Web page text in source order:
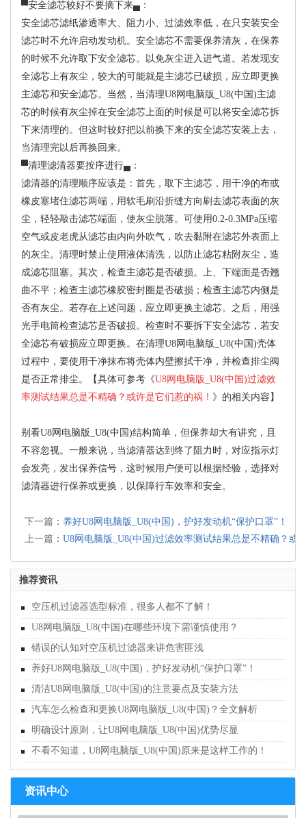
▀安全滤芯较好不要摘下来▄：
安全滤芯滤纸渗透率大、阻力小、过滤效率低，在只安装安全
滤芯时不允许启动发动机。安全滤芯不需要保养清灰，在保养
的时候不允许取下安全滤芯。以免灰尘进入进气道。若发现安
全滤芯上有灰尘，较大的可能就是主滤芯已破损，应立即更换
主滤芯和安全滤芯。当然，当清理U8网电脑版_U8(中国)主滤
芯的时候有灰尘掉在安全滤芯上面的时候是可以将安全滤芯拆
下来清理的。但这时较好把以前换下来的安全滤芯安装上去，
当清理完以后再换回来。
▀清理滤清器要按序进行▄：
滤清器的清理顺序应该是：首先，取下主滤芯，用干净的布或
橡皮塞堵住滤芯两端，用软毛刷沿折缝方向刷去滤芯表面的灰
尘，轻轻敲击滤芯端面，使灰尘脱落。可使用0.2-0.3MPa压缩
空气或皮老虎从滤芯由内向外吹气，吹去黏附在滤芯外表面上
的灰尘。清理时禁止使用液体清洗，以防止滤芯粘附灰尘，造
成滤芯阻塞。其次，检查主滤芯是否破损。上、下端面是否翘
曲不平；检查主滤芯橡胶密封圈是否破损；检查主滤芯内侧是
否有灰尘。若存在上述问题，应立即更换主滤芯。之后，用强
光手电筒检查滤芯是否破损。检查时不要拆下安全滤芯，若安
全滤芯有破损应立即更换。在清理U8网电脑版_U8(中国)壳体
过程中，要使用干净抹布将壳体内壁擦拭干净，并检查排尘阀
是否正常排尘。【具体可参考《U8网电脑版_U8(中国)过滤效
率测试结果总是不精确？或许是它们惹的祸！ 》的相关内容】
别看U8网电脑版_U8(中国)结构简单，但保养却大有讲究，且
不容忽视。一般来说，当滤清器达到终了阻力时，对应指示灯
会发亮，发出保养信号，这时候用户便可以根据经验，选择对
滤清器进行保养或更换，以保障行车效率和安全。
下一篇： 养好U8网电脑版_U8(中国)，护好发动机“保护口罩”！
上一篇： U8网电脑版_U8(中国)过滤效率测试结果总是不精确？或
推荐资讯
空压机过滤器选型标准，很多人都不了解！
U8网电脑版_U8(中国)在哪些环境下需谨慎使用？
错误的认知对空压机过滤器来讲危害匪浅
养好U8网电脑版_U8(中国)，护好发动机“保护口罩”！
清洁U8网电脑版_U8(中国)的注意要点及安装方法
汽车怎么检查和更换U8网电脑版_U8(中国)？全文解析
明确设计原则，让U8网电脑版_U8(中国)优势尽显
不看不知道，U8网电脑版_U8(中国)原来是这样工作的！
资讯中心